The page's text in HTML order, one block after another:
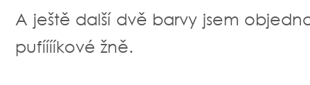
A ještě další dvě barvy jsem
pufííííkové žně.